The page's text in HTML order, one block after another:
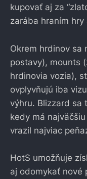
kupovať aj za
zarába hraním
Okrem hrdinov sa
postavy), mounts
hrdinovia vozia),
ovplyvňujú iba
výhru. Blizzard sa
kedy má
vrazil najviac
HotS umožňuje
aj odomykať nové